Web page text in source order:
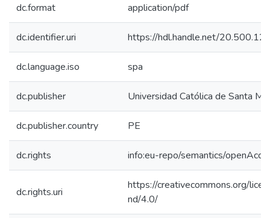
dc.format application/pdf
dc.identifier.uri https://hdl.handle.net/
dc.language.iso spa
dc.publisher Universidad Católica de Santa
dc.publisher.country PE
dc.rights info:eu-repo/semantics/
dc.rights.uri
https://creativecommons.org/
nd/4.0/